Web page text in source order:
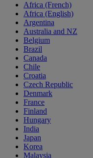
Africa (French)
Africa (English)
Argentina
Australia and NZ
Belgium
Brazil
Canada
Chile
Croatia
Czech Republic
Denmark
France
Finland
Hungary
India
Japan
Korea
Malaysia